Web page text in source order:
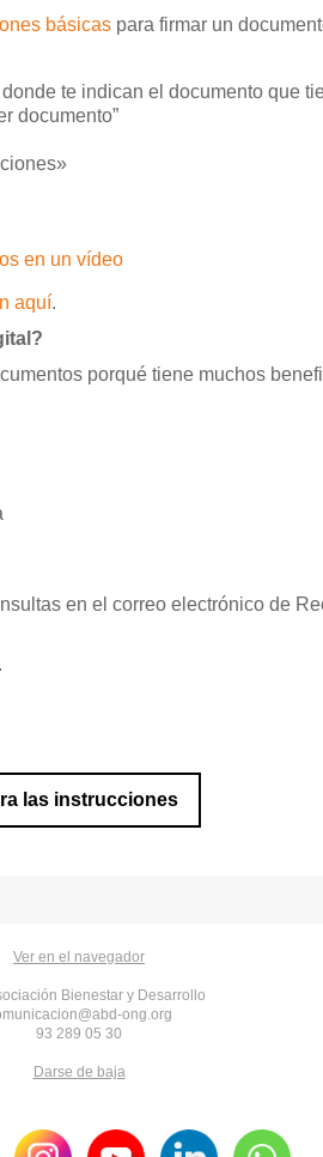
básicas para firmar un
te indican el documento que
documento”
en un vídeo
aquí.
porqué tiene muchos
en el correo electrónico de
las instrucciones
Ver en el navegador
Bienestar y Desarrollo
ong.org
93 289 05 30
Darse de baja